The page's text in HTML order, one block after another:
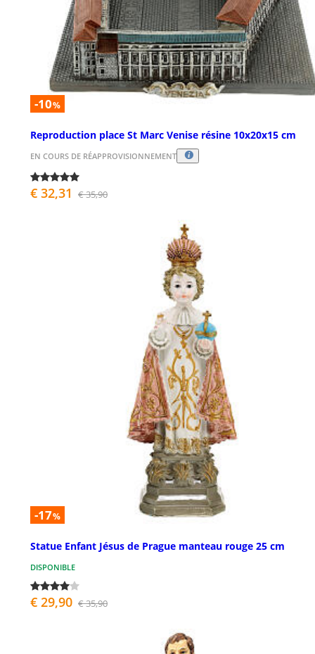
-10%
Reproduction place St Marc Venise résine 10x20x15 cm
EN COURS DE RÉAPPROVISIONNEMENT
€ 32,31 € 35,90
-17%
Statue Enfant Jésus de Prague manteau rouge 25 cm
DISPONIBLE
€ 29,90 € 35,90